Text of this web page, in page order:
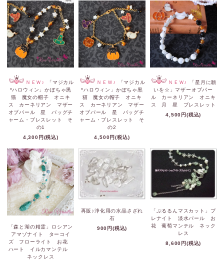
ＮＥＷ♪
「マジカル
*ハロウィン」かぼちゃ黒
猫 魔女の帽子 オニキ
ス カーネリアン マザー
オブパール 星 バッグチ
ャーム・ブレスレット そ
の1
4,300円(税込)
ＮＥＷ♪
「マジカル
*ハロウィン」かぼちゃ黒
猫 魔女の帽子 オニキ
ス カーネリアン マザー
オブパール 星 バッグチ
ャーム・ブレスレット そ
の2
4,500円(税込)
ＮＥＷ♪
「星月に願
いを☆」マザーオブパー
ル カーネリアン オニキ
ス 月 星 ブレスレット
4,500円(税込)
「森と湖の精霊」ロシアン
アマゾナイト ターコイ
ズ フローライト お花
ハート イルカマンテル
ネックレス
再販♪浄化用の水晶さざれ
石
900円(税込)
「ぷるるんマスカット」プ
レナイト 淡水パール お
花 葡萄マンテル ネック
レス
8,600円(税込)